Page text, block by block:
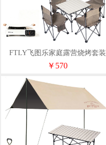
FTLY飞图乐家庭露营烧烤套装
（天幕+折叠桌椅+卡式炉烤盘）
￥570